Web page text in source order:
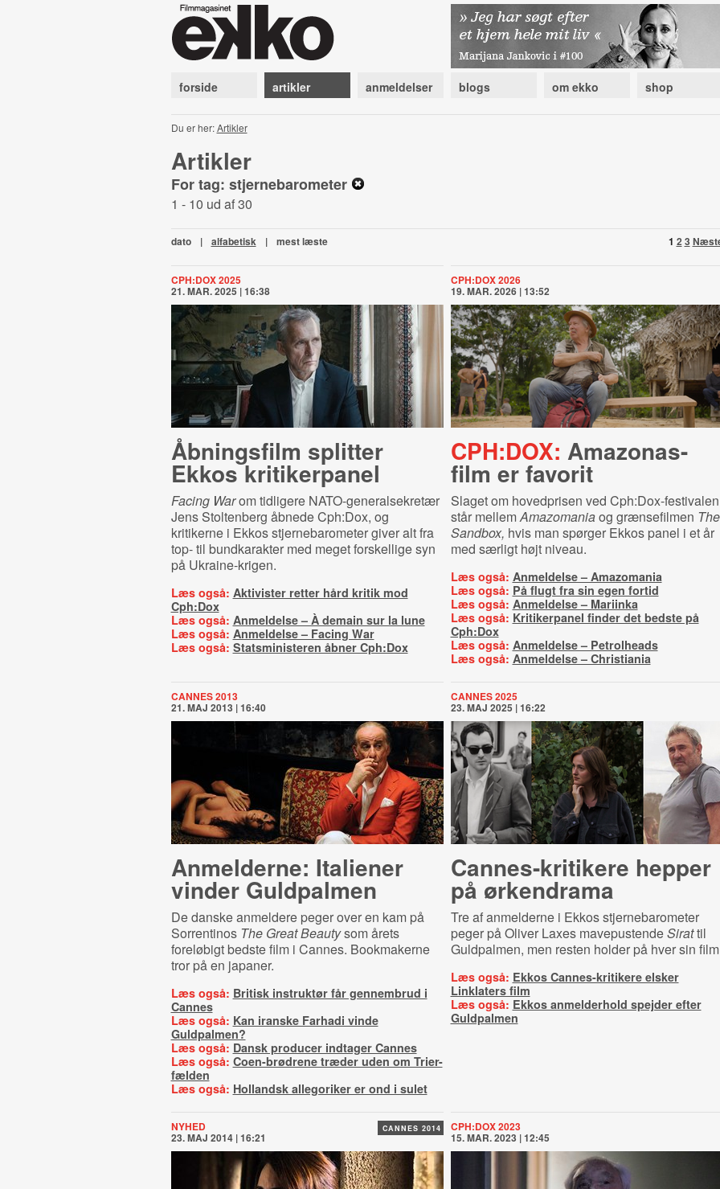
forside artikler anmeldelser blogs om ekko shop
Du er her:Artikler
Artikler
For tag: stjernebarometer
1 - 10 ud af 30
1 2 3
dato | alfabetisk | mest læste
CPH:DOX 2025
21. MAR. 2025 | 16:38
Åbningsfilm splitter
Ekkos kritikerpanel
Facing Warom tidligere NATO-generalsekretær
Jens Stoltenberg åbnede Cph:Dox, og
kritikerne i Ekkos stjernebarometer giver alt fra
top- til bundkarakter med meget forskellige syn
på Ukraine-krigen.
Læs også: Aktivister retter hård kritik mod
Cph:Dox
Læs også: Anmeldelse – À demain sur la lune
Læs også: Anmeldelse – Facing War
Læs også: Statsministeren åbner Cph:Dox
CPH:DOX 2026
19. MAR. 2026 | 13:52
CPH:DOX: Amazonas-
film er favorit
Slaget om hovedprisen ved Cph:Dox-festivalen
står mellemAmazomaniaog grænsefilmen The
Sandbox, hvis man spørger Ekkos panel i et år
med særligt højt niveau.
Læs også: Anmeldelse – Amazomania
Læs også: På flugt fra sin egen fortid
Læs også: Anmeldelse – Mariinka
Læs også: Kritikerpanel finder det bedste på
Cph:Dox
Læs også: Anmeldelse – Petrolheads
Læs også: Anmeldelse – Christiania
CANNES 2013
21. MAJ 2013 | 16:40
Anmelderne: Italiener
vinder Guldpalmen
De danske anmeldere peger over en kam på
Sorrentinos The Great Beautysom årets
foreløbigt bedste film i Cannes. Bookmakerne
tror på en japaner.
Læs også: Britisk instruktør får gennembrud i
Cannes
Læs også: Kan iranske Farhadi vinde
Guldpalmen?
Læs også: Dansk producer indtager Cannes
Læs også: Coen-brødrene træder uden om Trier-
fælden
Læs også: Hollandsk allegoriker er ond i sulet
CANNES 2025
23. MAJ 2025 | 16:22
Can­nes-​kri­ti­ke­re hepper
på ørkendrama
Tre af anmelderne i Ekkos stjernebarometer
peger på Oliver Laxes mavepustendeSirattil
Guldpalmen, men resten holder på hver sin
Læs også: Ekkos Cannes-kritikere elsker
Linklaters film
Læs også: Ekkos anmelderhold spejder efter
Guldpalmen
CANNES 2014
NYHED
23. MAJ 2014 | 16:21
CPH:DOX 2023
15. MAR. 2023 | 12:45